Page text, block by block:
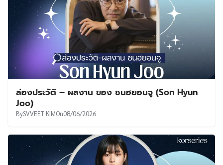
ส่องประวัติ – ผลงาน ของ ซนฮยอนจู (Son Hyun
Joo)
BySVVEET KIMOn08/06/2026